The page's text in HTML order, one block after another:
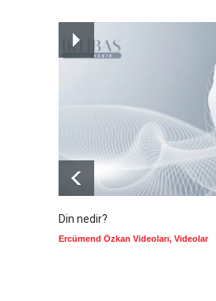
Ensarullah:
en kısa ve
Güncel 7
Din nedir?
Ercümend Özkan Videoları, Videolar